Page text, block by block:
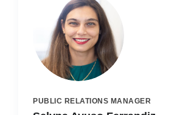
PUBLIC RELATIONS MANAGER